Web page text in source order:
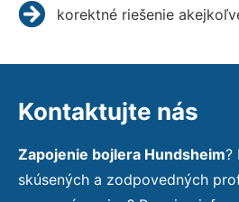
korektné riešenie
Kontaktujte nás
Zapojenie bojlera Hundsheim?
skúsených a zodpovedných